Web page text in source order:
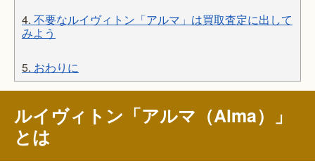
4. 不要なルイヴィトン「アルマ」は買取査定に出して
みよう
5. おわりに
ルイヴィトン「アルマ（Alma）」
とは